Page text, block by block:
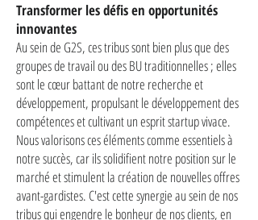
Transformer les défis en opportunités
innovantes
Au sein de G2S, ces tribus sont bien plus que des
groupes de travail ou des BU traditionnelles ; elles
sont le cœur battant de notre recherche et
développement, propulsant le développement des
compétences et cultivant un esprit startup vivace.
Nous valorisons ces éléments comme essentiels à
notre succès, car ils solidifient notre position sur le
marché et stimulent la création de nouvelles offres
avant-gardistes. C'est cette synergie au sein de nos
tribus qui engendre le bonheur de nos clients, en